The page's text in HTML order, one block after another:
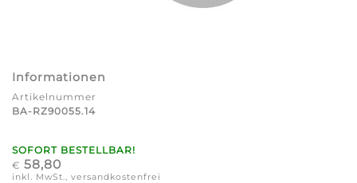
Informationen
Artikelnummer
BA-RZ90055.14
SOFORT BESTELLBAR!
€ 58,80
inkl. MwSt., versandkostenfrei